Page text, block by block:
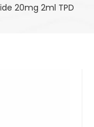
20mg 2ml TPD